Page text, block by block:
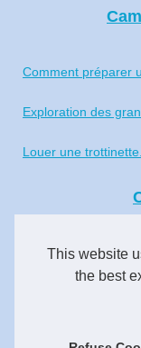
This website
the best
Comment préparer
Exploration des
Louer une
Profiter d’un